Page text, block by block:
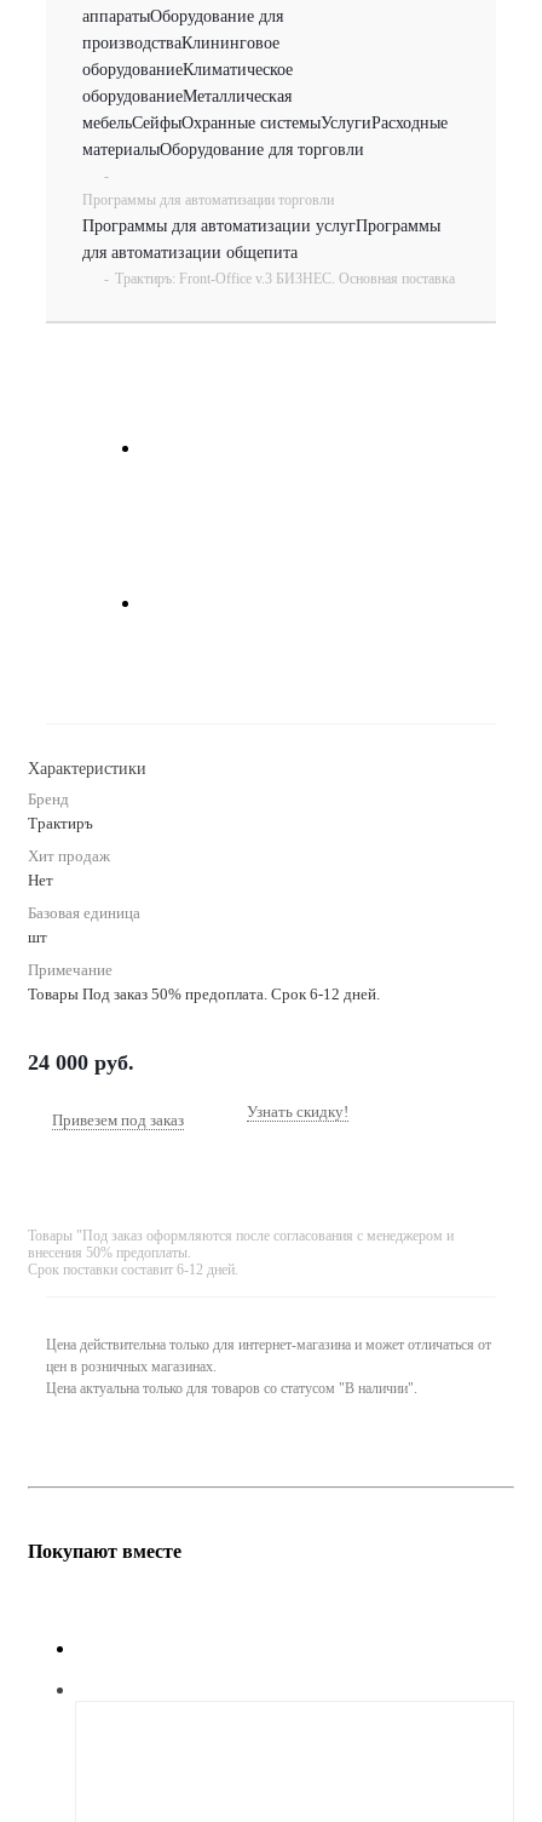
аппаратыОборудование для
производстваКлининговое
оборудованиеКлиматическое
оборудованиеМеталлическая
мебельСейфыОхранные системыУслугиРасходные
материалыОборудование для торговли
-
Программы для автоматизации торговли
Программы для автоматизации услугПрограммы
для автоматизации общепита
- Трактиръ: Front-Office v.3 БИЗНЕС. Основная поставка
Характеристики
Бренд
Трактиръ
Хит продаж
Нет
Базовая единица
шт
Примечание
Товары Под заказ 50% предоплата. Срок 6-12 дней.
24 000 руб.
Привезем под заказ Узнать скидку!
Товары "Под заказ оформляются после согласования с менеджером и
внесения 50% предоплаты.
Срок поставки составит 6-12 дней.
Цена действительна только для интернет-магазина и может отличаться от
цен в розничных магазинах.
Цена актуальна только для товаров со статусом "В наличии".
Покупают вместе